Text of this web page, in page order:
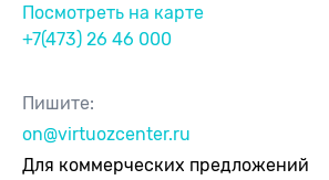
Посмотреть на карте
+7(473) 26 46 000
Пишите:
on@virtuozcenter.ru
Для коммерческих предложений